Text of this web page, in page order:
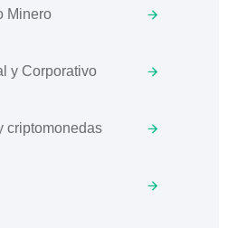
Minero
y Corporativo
criptomonedas